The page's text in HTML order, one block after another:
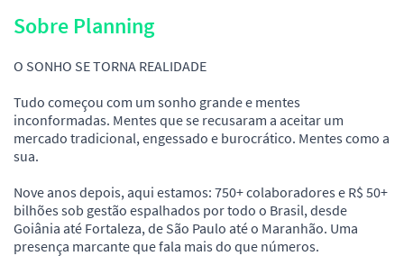
Sobre Planning
O SONHO SE TORNA REALIDADE
Tudo começou com um sonho grande e mentes
inconformadas. Mentes que se recusaram a aceitar um
mercado tradicional, engessado e burocrático. Mentes como a
sua.
Nove anos depois, aqui estamos: 750+ colaboradores e R$ 50+
bilhões sob gestão espalhados por todo o Brasil, desde
Goiânia até Fortaleza, de São Paulo até o Maranhão. Uma
presença marcante que fala mais do que números.